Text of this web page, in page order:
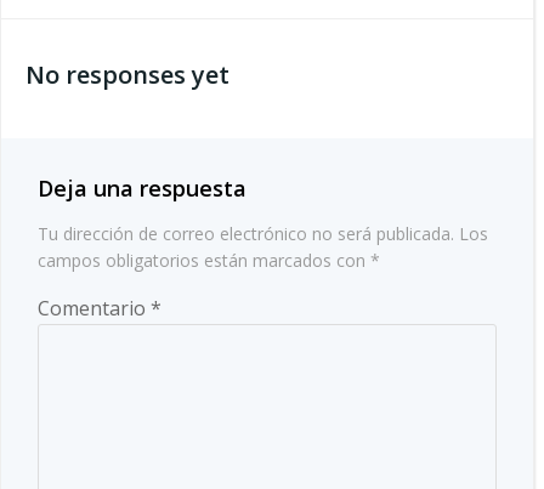
las
por
las
entradas
No responses yet
Deja una respuesta
Tu dirección de correo electrónico no será publicada. Los
campos obligatorios están marcados con *
Comentario *